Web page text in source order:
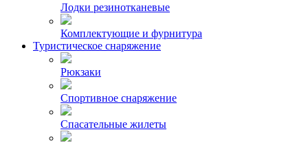
Лодки резинотканевые
Комплектующие и фурнитура
Туристическое снаряжение
Рюкзаки
Спортивное снаряжение
Спасательные жилеты